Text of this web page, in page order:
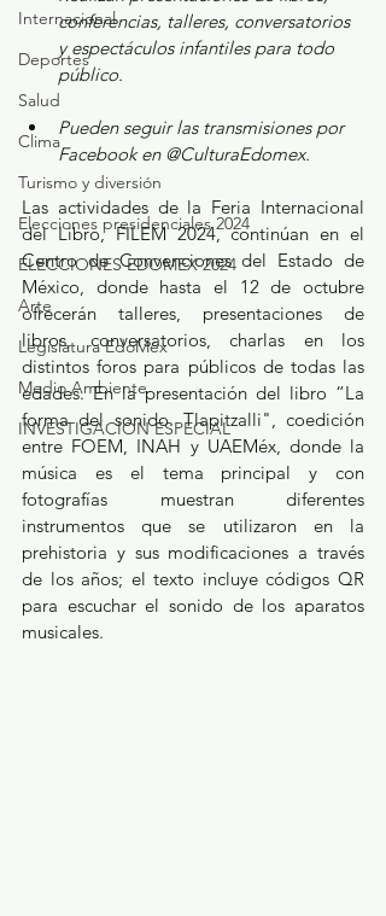
Internacional
Deportes
Salud
Clima
Turismo y diversión
Elecciones presidenciales 2024
ELECCIONES EDOMEX 2024
Arte
Legislatura EdoMéx
Medio Ambiente
INVESTIGACIÓN ESPECIAL
conferencias, talleres, conversatorios
y espectáculos infantiles para todo
público.
Pueden seguir las transmisiones por
Facebook en @CulturaEdomex.
Las actividades de la Feria Internacional
del Libro, FILEM 2024, continúan en el
Centro de Convenciones del Estado de
México, donde hasta el 12 de octubre
ofrecerán talleres, presentaciones de
libros, conversatorios, charlas en los
distintos foros para públicos de todas las
edades. En la presentación del libro “La
forma del sonido. Tlapitzalli", coedición
entre FOEM, INAH y UAEMéx, donde la
música es el tema principal y con
fotografías muestran diferentes
instrumentos que se utilizaron en la
prehistoria y sus modificaciones a través
de los años; el texto incluye códigos QR
para escuchar el sonido de los aparatos
musicales.